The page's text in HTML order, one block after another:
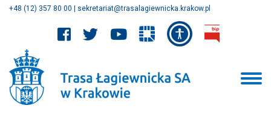
+48 (12) 357 80 00 sekretariat@trasalagiewnicka.krakow.pl